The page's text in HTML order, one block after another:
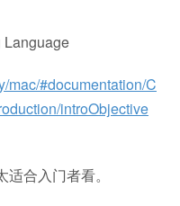
Language
mac/#documentation/C
introObjective
合入门者看。